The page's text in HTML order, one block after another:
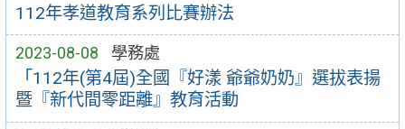
112年孝道教育系列比賽辦法
2023-08-08 學務處
「112年(第4屆)全國『好漾 爺爺奶奶』選拔表揚
暨『新代間零距離』教育活動